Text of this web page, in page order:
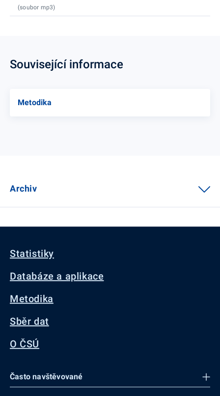
(soubor mp3)
Související informace
Metodika
Archiv
Statistiky
Databáze a aplikace
Metodika
Sběr dat
O ČSÚ
Často navštěvované